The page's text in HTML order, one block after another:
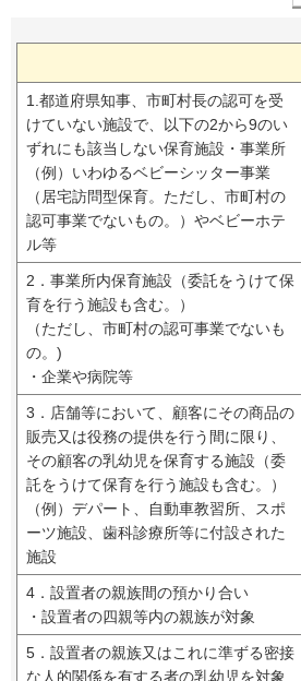
1.都道府県知事、市町村長の認可を受
けていない施設で、以下の2から9のい
ずれにも該当しない保育施設・事業所
（例）いわゆるベビーシッター事業
（居宅訪問型保育。ただし、市町村の
認可事業でないもの。）やベビーホテ
ル等
2．事業所内保育施設（委託をうけて保
育を行う施設も含む。）
（ただし、市町村の認可事業でないも
の。)
・企業や病院等
3．店舗等において、顧客にその商品の
販売又は役務の提供を行う間に限り、
その顧客の乳幼児を保育する施設（委
託をうけて保育を行う施設も含む。）
（例）デパート、自動車教習所、スポ
ーツ施設、歯科診療所等に付設された
施設
4．設置者の親族間の預かり合い
・設置者の四親等内の親族が対象
5．設置者の親族又はこれに準ずる密接
な人的関係を有する者の乳幼児を対象